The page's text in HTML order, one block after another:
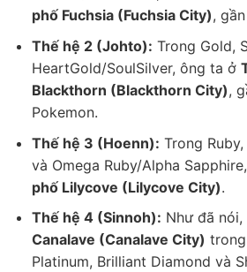
phố Fuchsia (Fuchsia City),
Thế hệ 2 (Johto): Trong Gold,
HeartGold/SoulSilver, ông ta ở
Blackthorn (Blackthorn City),
Pokemon.
Thế hệ 3 (Hoenn): Trong
và Omega Ruby/Alpha
phố Lilycove (Lilycove City).
Thế hệ 4 (Sinnoh): Như đã nói,
Canalave (Canalave City)
Platinum, Brilliant Diamond và